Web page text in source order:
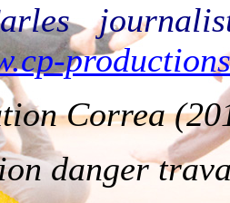
Correa
danger